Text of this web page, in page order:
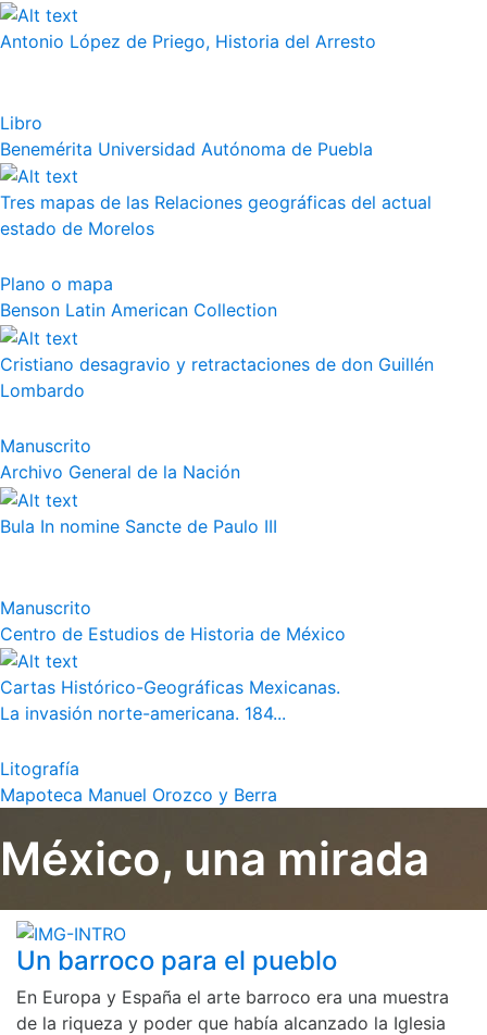
Antonio López de Priego, Historia del Arresto
Libro
Benemérita Universidad Autónoma de Puebla
Tres mapas de las Relaciones geográficas del actual
estado de Morelos
Plano o mapa
Benson Latin American Collection
Cristiano desagravio y retractaciones de don Guillén
Lombardo
Manuscrito
Archivo General de la Nación
Bula In nomine Sancte de Paulo III
Manuscrito
Centro de Estudios de Historia de México
Cartas Histórico-Geográficas Mexicanas.
La invasión norte-americana. 184...
Litografía
Mapoteca Manuel Orozco y Berra
México, una mirada
Un barroco para el pueblo
En Europa y España el arte barroco era una muestra
de la riqueza y poder que había alcanzado la Iglesia